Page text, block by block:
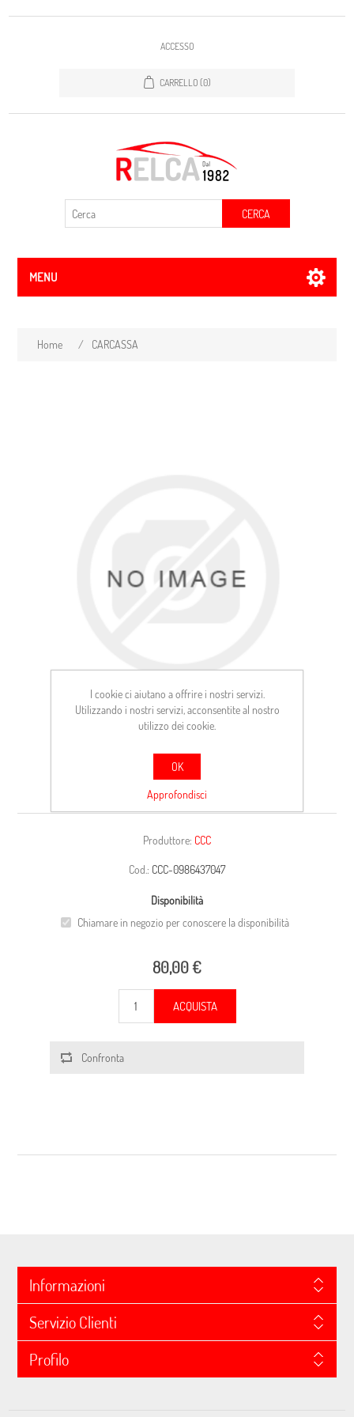
ACCESSO
CARRELLO (0)
CERCA
MENU
Home / CARCASSA
CARCASSA
Produttore: CCC
Cod.: CCC-0986437047
Disponibilità
Chiamare in negozio per conoscere la disponibilità
80,00 €
ACQUISTA
Confronta
Informazioni
Servizio Clienti
Profilo
I cookie ci aiutano a offrire i nostri servizi.
Utilizzando i nostri servizi, acconsentite al nostro
utilizzo dei cookie.
OK
Approfondisci